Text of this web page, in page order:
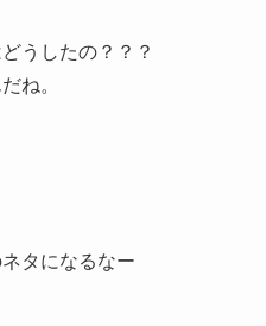
うしたの？？？
ね。
タになるなー